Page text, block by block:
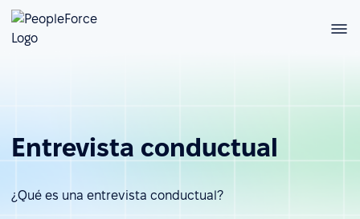
Entrevista conductual
¿Qué es una entrevista conductual?